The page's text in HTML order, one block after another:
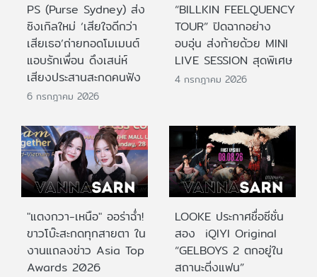
PS (Purse Sydney) ส่ง
ซิงเกิลใหม่ ‘เสียใจดีกว่า
เสียเธอ’ถ่ายทอดโมเมนต์
แอบรักเพื่อน ดึงเสน่ห์
เสียงประสานสะกดคนฟัง
6 กรกฎาคม 2026
“BILLKIN FEELQUENCY
TOUR” ปิดฉากอย่าง
อบอุ่น ส่งท้ายด้วย MINI
LIVE SESSION สุดพิเศษ
4 กรกฎาคม 2026
"แตงกวา-เหนือ" ออร่าฉ่ำ!
ขาวโบ๊ะสะกดทุกสายตา ใน
งานแถลงข่าว Asia Top
Awards 2026
LOOKE ประกาศชื่อซีซั่น
สอง iQIYI Original
“GELBOYS 2 ตกอยู่ใน
สถานะติ่งแฟน”